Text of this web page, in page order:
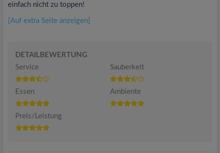
einfach nicht zu toppen!
[Auf extra Seite anzeigen]
DETAILBEWERTUNG
Service
Sauberkeit
Essen Ambiente
Preis/Leistung